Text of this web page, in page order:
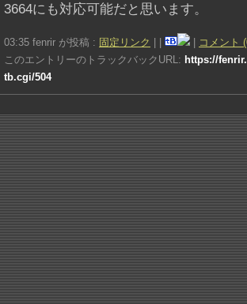
3664にも対応可能だと思います。
03:35 fenrir が投稿 : 固定リンク
コメント
このエントリーのトラックバックURL: https://
tb.cgi/504